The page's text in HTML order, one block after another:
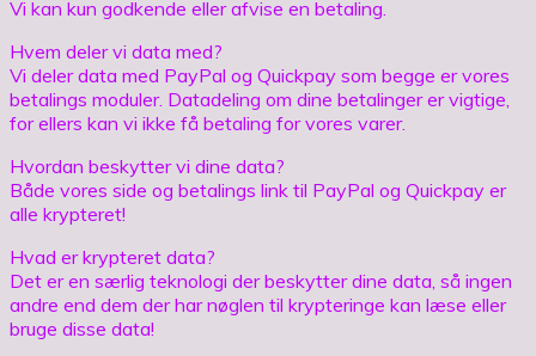
Vi kan kun godkende eller afvise en betaling.
Hvem deler vi data med?
Vi deler data med PayPal og Quickpay som begge er vores
betalings moduler. Datadeling om dine betalinger er vigtige,
for ellers kan vi ikke få betaling for vores varer.
Hvordan beskytter vi dine data?
Både vores side og betalings link til PayPal og Quickpay er
alle krypteret!
Hvad er krypteret data?
Det er en særlig teknologi der beskytter dine data, så ingen
andre end dem der har nøglen til krypteringe kan læse eller
bruge disse data!